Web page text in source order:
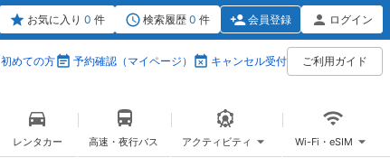
初めての方 予約確認（マイページ） キャンセル受付 ご利用ガイド
レンタカー 高速・夜行バス アクティビティ Wi-Fi・eSIM
お気に入り 0 件 検索履歴 0 件 会員登録 ログイン